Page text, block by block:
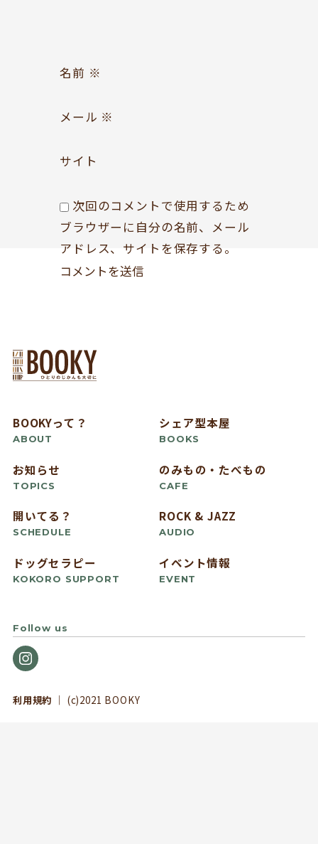
名前 ※
メール ※
サイト
次回のコメントで使用するため
ブラウザーに自分の名前、メール
アドレス、サイトを保存する。
BOOKYって？
ABOUT
シェア型本屋
BOOKS
お知らせ
TOPICS
のみもの・たべもの
CAFE
開いてる？
SCHEDULE
ROCK & JAZZ
AUDIO
ドッグセラピー
KOKORO SUPPORT
イベント情報
EVENT
Follow us
利用規約 ｜ (c)2021 BOOKY